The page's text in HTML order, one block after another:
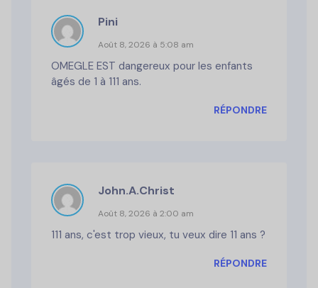
Pini
Août 8, 2026 à 5:08 am
OMEGLE EST dangereux pour les enfants
âgés de 1 à 111 ans.
RÉPONDRE
John.A.Christ
Août 8, 2026 à 2:00 am
111 ans, c'est trop vieux, tu veux dire 11 ans ?
RÉPONDRE